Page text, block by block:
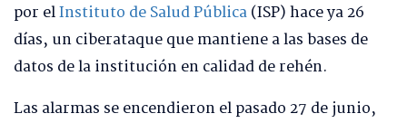
por elInstituto de Salud Pública(ISP) hace ya 26
días, un ciberataque que mantiene a las bases de
datos de la institución en calidad de rehén.
Las alarmas se encendieron el pasado 27 de junio,